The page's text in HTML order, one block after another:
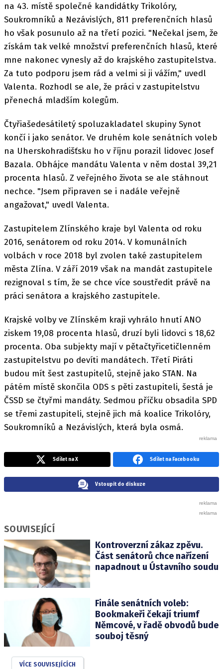
na 43. místě společné kandidátky Trikolóry,
Soukromníků a Nezávislých, 811 preferenčních hlasů
ho však posunulo až na třetí pozici. "Nečekal jsem, že
získám tak velké množství preferenčních hlasů, které
mne nakonec vynesly až do krajského zastupitelstva.
Za tuto podporu jsem rád a velmi si ji vážím," uvedl
Valenta. Rozhodl se ale, že práci v zastupitelstvu
přenechá mladším kolegům.
Čtyřiašedesátiletý spoluzakladatel skupiny Synot
končí i jako senátor. Ve druhém kole senátních voleb
na Uherskohradišťsku ho v říjnu porazil lidovec Josef
Bazala. Obhájce mandátu Valenta v něm dostal 39,21
procenta hlasů. Z veřejného života se ale stáhnout
nechce. "Jsem připraven se i nadále veřejně
angažovat," uvedl Valenta.
Zastupitelem Zlínského kraje byl Valenta od roku
2016, senátorem od roku 2014. V komunálních
volbách v roce 2018 byl zvolen také zastupitelem
města Zlína. V září 2019 však na mandát zastupitele
rezignoval s tím, že se chce více soustředit právě na
práci senátora a krajského zastupitele.
Krajské volby ve Zlínském kraji vyhrálo hnutí ANO
ziskem 19,08 procenta hlasů, druzí byli lidovci s 18,62
procenta. Oba subjekty mají v pětačtyřicetičlenném
zastupitelstvu po devíti mandátech. Třetí Piráti
budou mít šest zastupitelů, stejně jako STAN. Na
pátém místě skončila ODS s pěti zastupiteli, šestá je
ČSSD se čtyřmi mandáty. Sedmou příčku obsadila SPD
se třemi zastupiteli, stejně jich má koalice Trikolóry,
Soukromníků a Nezávislých, která byla osmá.
Sdílet na X Sdílet na Facebooku
Vstoupit do diskuze
SOUVISEJÍCÍ
Kontroverzní zákaz zpěvu.
Část senátorů chce nařízení
napadnout u Ústavního soudu
Finále senátních voleb:
Bookmakeři čekají triumf
Němcové, v řadě obvodů bude
souboj těsný
VÍCE SOUVISEJÍCÍCH